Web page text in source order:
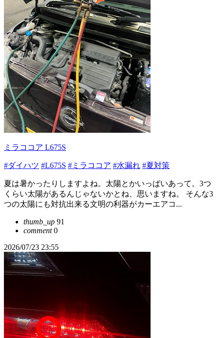
ミラココア L675S
#ダイハツ #L675S #ミラココア #水漏れ #夏対策
夏は暑かったりしますよね。太陽とかいっぱいあって。3つ
くらい太陽があるんじゃないかとね、思いますね。 そんな3
つの太陽にも対抗出来る文明の利器がカーエアコ...
thumb_up 91
comment0
2026/07/23 23:55